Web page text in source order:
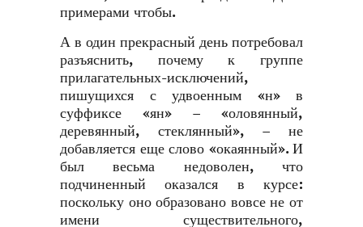
примерами чтобы.
А в один прекрасный день потребовал
разъяснить, почему к группе
прилагательных-исключений,
пишущихся с удвоенным «н» в
суффиксе «ян» – «оловянный,
деревянный, стеклянный», – не
добавляется еще слово «окаянный». И
был весьма недоволен, что
подчиненный оказался в курсе:
поскольку оно образовано вовсе не от
имени существительного,